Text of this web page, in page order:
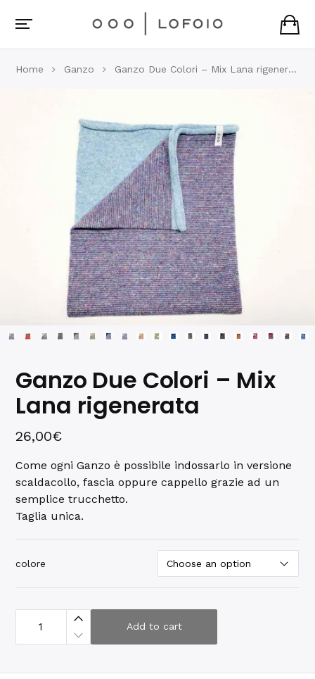
Home Ganzo Ganzo Due Colori – Mix Lana rigenerata
Ganzo Due Colori – Mix
Lana rigenerata
26,00€
Come ogni Ganzo è possibile indossarlo in versione
scaldacollo, fascia oppure cappello grazie ad un
semplice trucchetto.
Taglia unica.
colore
G
z
u
Add to cart